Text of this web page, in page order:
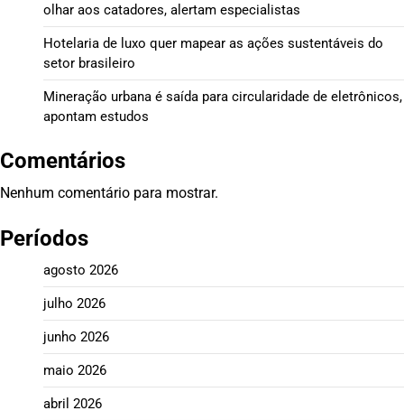
olhar aos catadores, alertam especialistas
Hotelaria de luxo quer mapear as ações sustentáveis do
setor brasileiro
Mineração urbana é saída para circularidade de eletrônicos,
apontam estudos
Comentários
Nenhum comentário para mostrar.
Períodos
agosto 2026
julho 2026
junho 2026
maio 2026
abril 2026